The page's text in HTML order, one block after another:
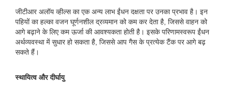
जीटीआर अलॉय व्हील्स का एक अन्य लाभ ईंधन दक्षता पर उनका प्रभाव है। इन
पहियों का हल्का वजन घूर्णनशील द्रव्यमान को कम कर देता है, जिससे वाहन को
आगे बढ़ाने के लिए कम ऊर्जा की आवश्यकता होती है। इसके परिणामस्वरूप ईंधन
अर्थव्यवस्था में सुधार हो सकता है, जिससे आप गैस के प्रत्येक टैंक पर आगे बढ़
सकते हैं।
स्थायित्व और दीर्घायु